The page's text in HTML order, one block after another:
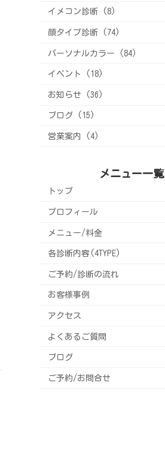
イメコン診断 (8)
顔タイプ診断 (74)
パーソナルカラー (84)
イベント (18)
お知らせ (36)
ブログ (15)
営業案内 (4)
メニュー一覧
トップ
プロフィール
メニュー/料金
各診断内容(4TYPE)
ご予約/診断の流れ
お客様事例
アクセス
よくあるご質問
ブログ
ご予約/お問合せ